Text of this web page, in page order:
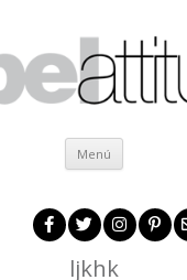
Menú Ir al
ljkhk